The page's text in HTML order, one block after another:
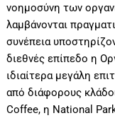
νοημοσύνη των
λαμβάνονται
συνέπεια
διεθνές επίπεδο η
ιδιαίτερα μεγάλη
από διάφορους
Coffee, η National